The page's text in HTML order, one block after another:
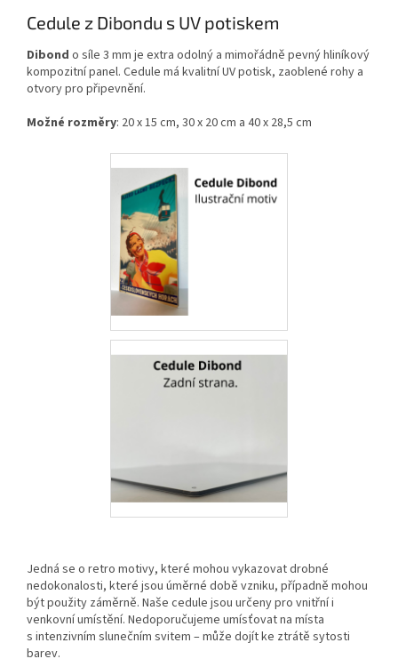
Cedule z Dibondu s UV potiskem
Dibond o síle 3 mm je extra odolný a mimořádně pevný hliníkový
kompozitní panel. Cedule má kvalitní UV potisk, zaoblené rohy a
otvory pro připevnění.
Možné rozměry: 20 x 15 cm, 30 x 20 cm a 40 x 28,5 cm
Jedná se o retro motivy, které mohou vykazovat drobné
nedokonalosti, které jsou úměrné době vzniku, případně mohou
být použity záměrně. Naše cedule jsou určeny pro vnitřní i
venkovní umístění. Nedoporučujeme umísťovat na místa
s intenzivním slunečním svitem – může dojít ke ztrátě sytosti
barev.